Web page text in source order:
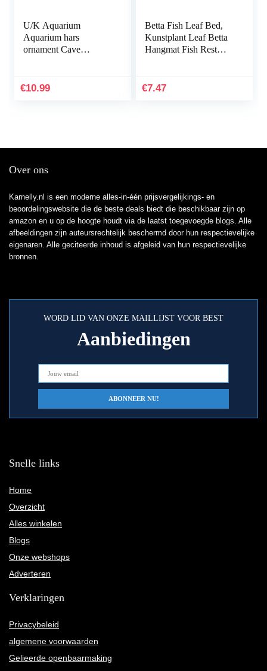
U/K Aquarium
Aquarium hars
ornament Cave
decor zwart M
€10.99
Betta Fish Leaf Bed,
Kunstplant Leaf Betta
Hangmat Fish Rest
€7.47
Over ons
Karnelly.nl is een moderne alles-in-één prijsvergelijkings- en
beoordelingswebsite die de beste deals biedt die beschikbaar zijn op
amazon en u op de hoogte houdt via de laatst toegevoegde blogs. Alle
afbeeldingen zijn auteursrechtelijk beschermd door hun respectievelijke
eigenaren. Alle geciteerde inhoud is afgeleid van hun respectievelijke
bronnen.
WORD LID VAN ONZE MAILLIJST VOOR BEST
Aanbiedingen
Snelle links
Home
Overzicht
Alles winkelen
Blogs
Onze webshops
Adverteren
Verklaringen
Privacybeleid
algemene voorwaarden
Gelieerde openbaarmaking